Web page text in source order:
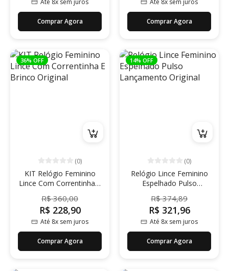
Até 8x sem juros
Comprar Agora
Até 8x sem juros
Comprar Agora
36% OFF
(0)
KIT Relógio Feminino
Lince Com Correntinha E
R$ 360,00
R$ 228,90
Até 8x sem juros
Comprar Agora
14% OFF
(0)
Relógio Lince Feminino
Espelhado Pulso
R$ 374,89
R$ 321,96
Até 8x sem juros
Comprar Agora